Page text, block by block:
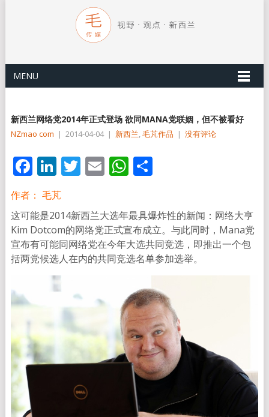
MENU
新西兰网络党2014年正式登场 欲同MANA党联姻，但不被看好
NZmao com | 2014-04-04 | 新西兰,毛芃作品 | 没有评论
Facebook
LinkedIn
Twitter
EmailWhatsApp
分
作者： 毛芃
这可能是2014新西兰大选年最具爆炸性的新闻：网络大亨
Kim Dotcom的网络党正式宣布成立。与此同时，Mana党
宣布有可能同网络党在今年大选共同竞选，即推出一个包
括两党候选人在内的共同竞选名单参加选举。